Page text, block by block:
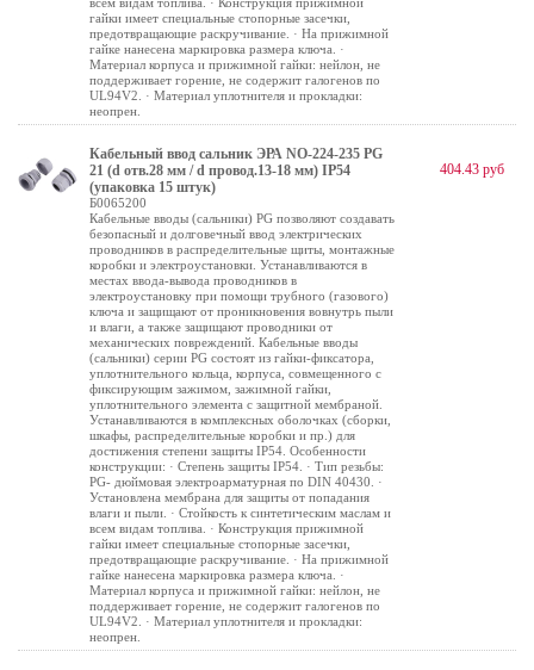
гайки имеет специальные стопорные засечки,
предотвращающие раскручивание. · На прижимной
гайке нанесена маркировка размера ключа. ·
Материал корпуса и прижимной гайки: нейлон, не
поддерживает горение, не содержит галогенов по
UL94V2. · Материал уплотнителя и прокладки:
неопрен.
Кабельный ввод сальник ЭРА NO-224-235 PG
21 (d отв.28 мм / d провод.13-18 мм) IP54
(упаковка 15 штук)
Б0065200
Кабельные вводы (сальники) PG позволяют создавать
безопасный и долговечный ввод электрических
проводников в распределительные щиты, монтажные
коробки и электроустановки. Устанавливаются в
местах ввода-вывода проводников в
электроустановку при помощи трубного (газового)
ключа и защищают от проникновения вовнутрь пыли
и влаги, а также защищают проводники от
механических повреждений. Кабельные вводы
(сальники) серии PG состоят из гайки-фиксатора,
уплотнительного кольца, корпуса, совмещенного с
фиксирующим зажимом, зажимной гайки,
уплотнительного элемента с защитной мембраной.
Устанавливаются в комплексных оболочках (сборки,
шкафы, распределительные коробки и пр.) для
достижения степени защиты IP54. Особенности
конструкции: · Степень защиты IP54. · Тип резьбы:
PG- дюймовая электроарматурная по DIN 40430. ·
Установлена мембрана для защиты от попадания
влаги и пыли. · Стойкость к синтетическим маслам и
всем видам топлива. · Конструкция прижимной
гайки имеет специальные стопорные засечки,
предотвращающие раскручивание. · На прижимной
гайке нанесена маркировка размера ключа. ·
Материал корпуса и прижимной гайки: нейлон, не
поддерживает горение, не содержит галогенов по
UL94V2. · Материал уплотнителя и прокладки:
неопрен.
404.43 руб